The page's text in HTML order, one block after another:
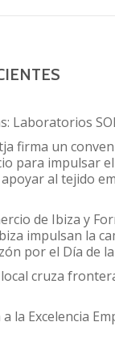
Laboratorios
firma un
para impulsar el
al tejido
de Ibiza y
impulsan la
por el Día de
cruza
la Excelencia